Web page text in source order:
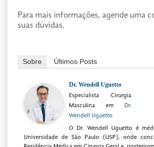
Para mais informações, agende uma
suas dúvidas.
Sobre Últimos Posts
Dr. Wendell Uguetto
Especialista Cirurgia
Masculina em
Dr.
Wendell Uguetto
O Dr. Wendell Uguetto é
Universidade de São Paulo (USP), onde